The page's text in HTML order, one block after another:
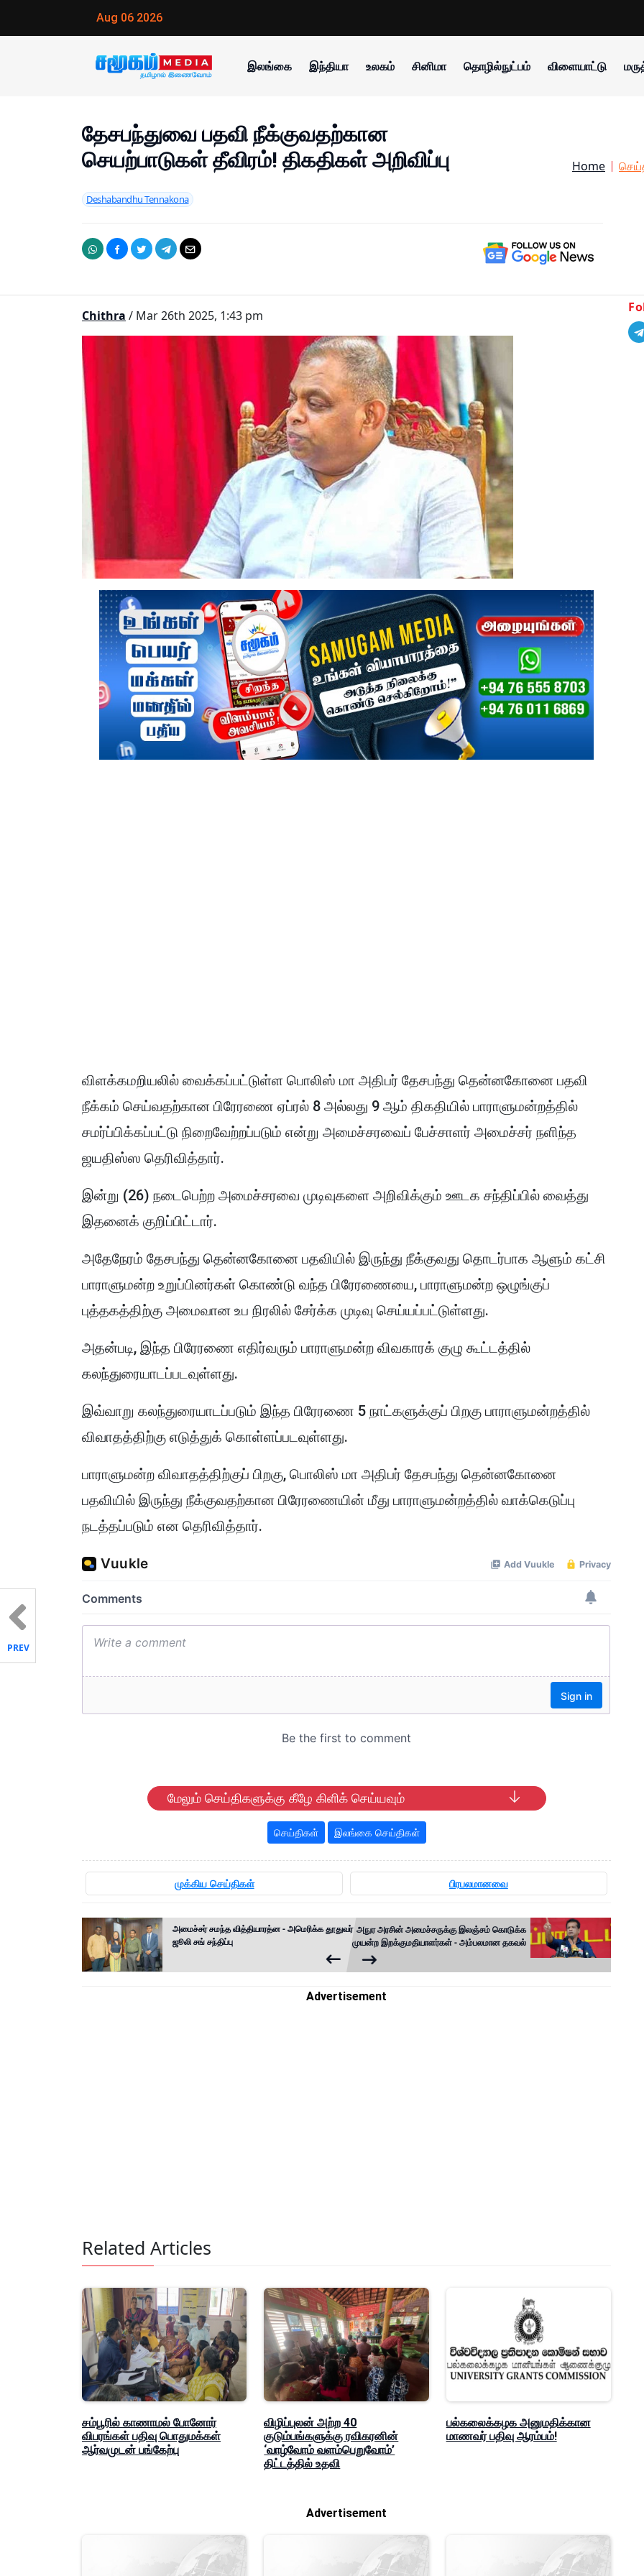
Aug 06 2026
இலங்கை இந்தியா உலகம் சினிமா தொழில்நுட்பம் விளையாட்டு
தேசபந்துவை பதவி நீக்குவதற்கான
செயற்பாடுகள் தீவிரம்! திகதிகள் அறிவிப்பு
Deshabandhu Tennakona
Home
Chithra / Mar 26th 2025, 1:43 pm
விளக்கமறியலில் வைக்கப்பட்டுள்ள பொலிஸ் மா அதிபர் தேசபந்து தென்னகோனை பதவி
நீக்கம் செய்வதற்கான பிரேரணை ஏப்ரல் 8 அல்லது 9 ஆம் திகதியில் பாராளுமன்றத்தில்
சமர்ப்பிக்கப்பட்டு நிறைவேற்றப்படும் என்று அமைச்சரவைப் பேச்சாளர் அமைச்சர் நளிந்த
ஜயதிஸ்ஸ தெரிவித்தார்.
இன்று (26) நடைபெற்ற அமைச்சரவை முடிவுகளை அறிவிக்கும் ஊடக சந்திப்பில் வைத்து
இதனைக் குறிப்பிட்டார்.
அதேநேரம் தேசபந்து தென்னகோனை பதவியில் இருந்து நீக்குவது தொடர்பாக ஆளும் கட்சி
பாராளுமன்ற உறுப்பினர்கள் கொண்டு வந்த பிரேரணையை, பாராளுமன்ற ஒழுங்குப்
புத்தகத்திற்கு அமைவான உப நிரலில் சேர்க்க முடிவு செய்யப்பட்டுள்ளது.
அதன்படி, இந்த பிரேரணை எதிர்வரும் பாராளுமன்ற விவகாரக் குழு கூட்டத்தில்
கலந்துரையாடப்படவுள்ளது.
இவ்வாறு கலந்துரையாடப்படும் இந்த பிரேரணை 5 நாட்களுக்குப் பிறகு பாராளுமன்றத்தில்
விவாதத்திற்கு எடுத்துக் கொள்ளப்படவுள்ளது.
பாராளுமன்ற விவாதத்திற்குப் பிறகு, பொலிஸ் மா அதிபர் தேசபந்து தென்னகோனை
பதவியில் இருந்து நீக்குவதற்கான பிரேரணையின் மீது பாராளுமன்றத்தில் வாக்கெடுப்பு
நடத்தப்படும் என தெரிவித்தார்.
மேலும் செய்திகளுக்கு கீழே கிளிக் செய்யவும்
செய்திகள் இலங்கை செய்திகள்
முக்கிய செய்திகள் பிரபலமானவை
அமைச்சர் சமந்த வித்தியாரத்ன - அமெரிக்க தூதுவர்
ஜூலி சங் சந்திப்பு
அநுர அரசின் அமைச்சருக்கு இலஞ்சம் கொடுக்க
முயன்ற இறக்குமதியாளர்கள் - அம்பலமான தகவல்
PREV
Advertisement
Related Articles
சம்பூரில் காணாமல் போனோர்
விபரங்கள் பதிவு பொதுமக்கள்
ஆர்வமுடன் பங்கேற்பு
விழிப்புலன் அற்ற 40
குடும்பங்களுக்கு ரவிகரனின்
‘வாழ்வோம் வளம்பெறுவோம்’
திட்டத்தில் உதவி
பல்கலைக்கழக அனுமதிக்கான
மாணவர் பதிவு ஆரம்பம்!
Advertisement